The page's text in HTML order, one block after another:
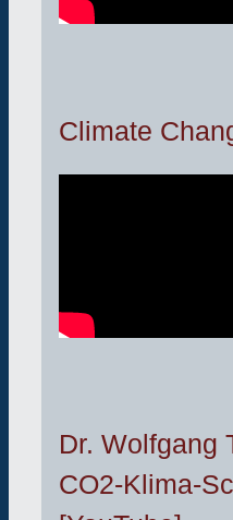
Climate
Dr. Wolfgang
CO2-Klima-